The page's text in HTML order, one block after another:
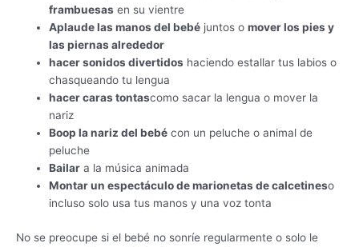
frambuesas en su vientre
Aplaude las manos del bebé juntos omover los pies y
las piernas alrededor
hacer sonidos divertidos haciendo estallar tus labios o
chasqueando tu lengua
hacer caras tontascomo sacar la lengua o mover la
nariz
Boop la nariz del bebé con un peluche o animal de
peluche
Bailar a la música animada
Montar un espectáculo de marionetas de calcetineso
incluso solo usa tus manos y una voz tonta
No se preocupe si el bebé no sonríe regularmente o solo le